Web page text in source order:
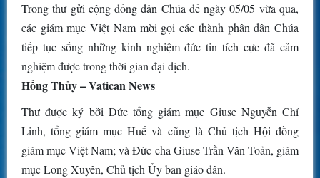
Trong thư gửi cộng đồng dân Chúa đề ngày 05/05 vừa qua,
các giám mục Việt Nam mời gọi các thành phân dân Chúa
tiếp tục sống những kinh nghiệm đức tin tích cực đã cảm
nghiệm được trong thời gian đại dịch.
Hồng Thủy – Vatican News
Thư được ký bởi Đức tổng giám mục Giuse Nguyễn Chí
Linh, tổng giám mục Huế và cũng là Chủ tịch Hội đồng
giám mục Việt Nam; và Đức cha Giuse Trần Văn Toản, giám
mục Long Xuyên, Chủ tịch Ủy ban giáo dân.